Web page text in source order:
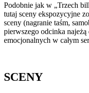
Podobnie jak w „Trzech
tutaj sceny ekspozycyjne
sceny (nagranie taśm,
pierwszego odcinka
emocjonalnych w całym
SCENY